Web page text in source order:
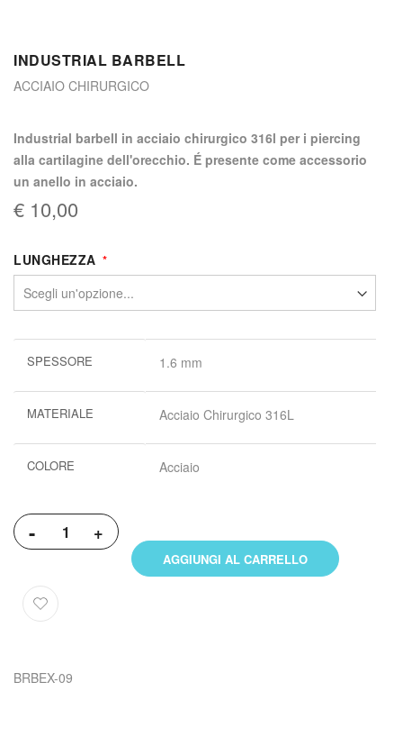
INDUSTRIAL BARBELL
ACCIAIO CHIRURGICO
Industrial barbell in acciaio chirurgico 316l per i piercing
alla cartilagine dell'orecchio. É presente come accessorio
un anello in acciaio.
€ 10,00
LUNGHEZZA
informazioni
SPESSORE 1.6 mm
MATERIALE Acciaio Chirurgico 316L
COLORE Acciaio
- +
AGGIUNGI AL CARRELLO
BRBEX-09